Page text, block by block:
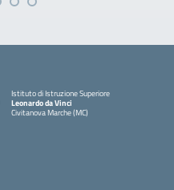
Istituto di Istruzione Superiore
Leonardo da Vinci
Civitanova Marche (MC)